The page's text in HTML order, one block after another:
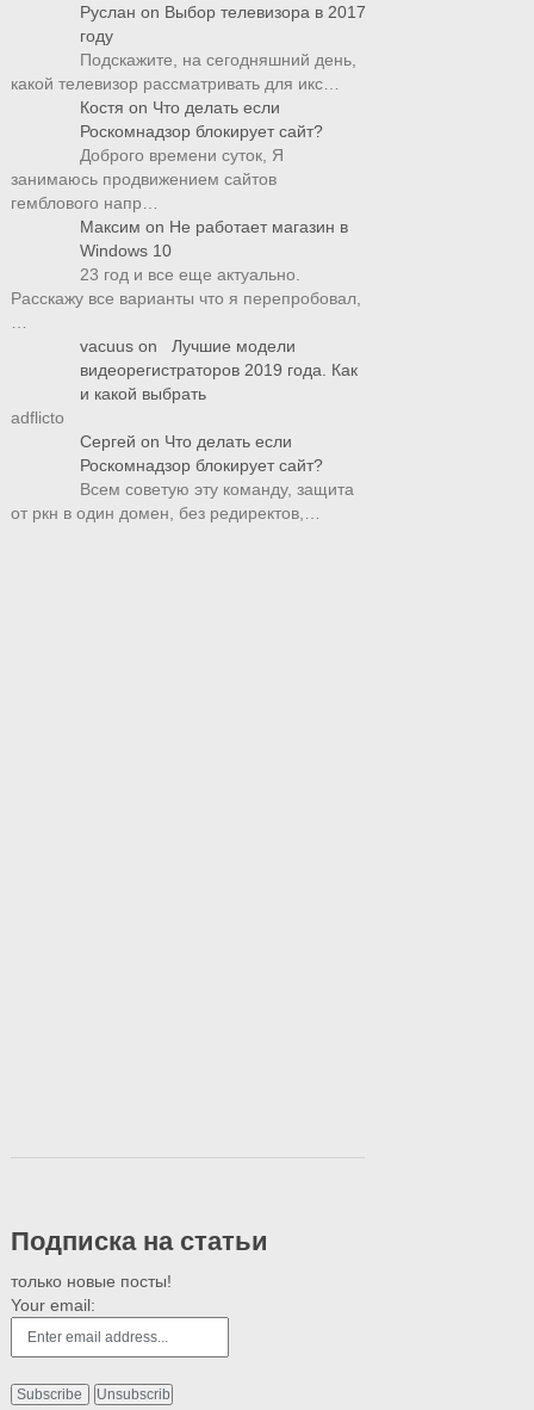
Руслан on Выбор телевизора в 2017
году
Подскажите, на сегодняшний день,
какой телевизор рассматривать для икс…
Костя on Что делать если
Роскомнадзор блокирует сайт?
Доброго времени суток, Я
занимаюсь продвижением сайтов
гемблового напр…
Максим on Не работает магазин в
Windows 10
23 год и все еще актуально.
Расскажу все варианты что я перепробовал,
vacuus on
Лучшие модели
видеорегистраторов 2019 года. Как
и какой выбрать
adflicto
Сергей on Что делать если
Роскомнадзор блокирует сайт?
Всем советую эту команду, защита
от ркн в один домен, без редиректов,…
Подписка на статьи
только новые посты!
Your email: